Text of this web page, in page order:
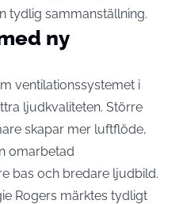
tydlig sammanställning.
ny
ventilationssystemet i
ljudkvaliteten. Större
skapar mer luftflöde,
omarbetad
bas och bredare ljudbild.
Rogers märktes tydligt